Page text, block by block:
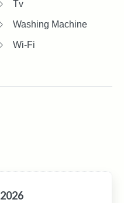
Tv
Washing Machine
Wi-Fi
2026